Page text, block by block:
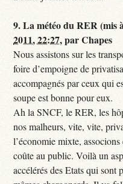
9.La météo du RER (mis
2011, 22:27,parChapes
Nous assistons sur les
foire d’empoigne de
accompagnés par ceux qui
soupe est bonne pour eux.
Ah la SNCF, le RER, les
nos malheurs, vite, vite,
l’économie mixte,
coûte au public. Voilà un
accélérés des Etats qui sont